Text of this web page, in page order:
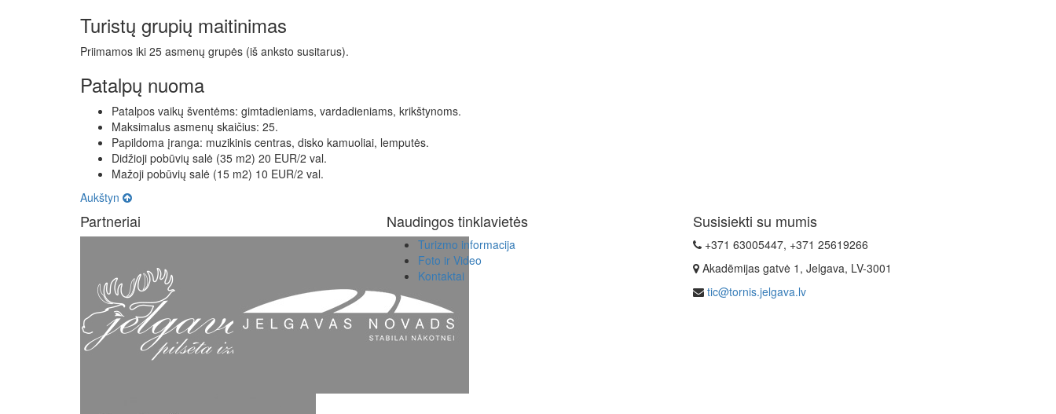
Turistų grupių maitinimas
Priimamos iki 25 asmenų grupės (iš anksto susitarus).
Patalpų nuoma
Patalpos vaikų šventėms: gimtadieniams, vardadieniams, krikštynoms.
Maksimalus asmenų skaičius: 25.
Papildoma įranga: muzikinis centras, disko kamuoliai, lemputės.
Didžioji pobūvių salė (35 m2) 20 EUR/2 val.
Mažoji pobūvių salė (15 m2) 10 EUR/2 val.
Aukštyn
Partneriai Naudingos tinklavietės
Turizmo informacija
Foto ir Video
Kontaktai
Susisiekti su mumis
+371 63005447, +371 25619266
Akadēmijas gatvė 1, Jelgava, LV-3001
tic@tornis.jelgava.lv